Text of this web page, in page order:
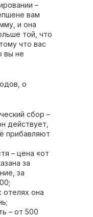
–
вам
и она
той, что
что вас
вы не
о
сбор –
действует,
прибавляют
– цена «от
за
за
отелях она
– от 500